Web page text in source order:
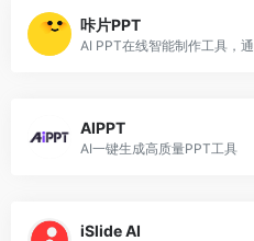
咔片PPT
AIPPT
AI一键生成高质量PPT工具
iSlide AI